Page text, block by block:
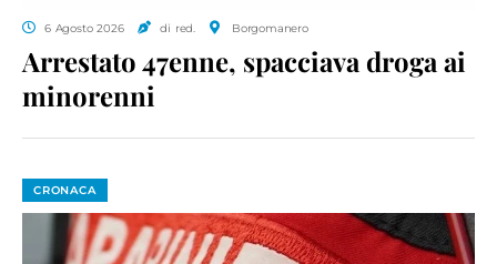
6 Agosto 2026 di red. Borgomanero
Arrestato 47enne, spacciava droga ai
minorenni
CRONACA